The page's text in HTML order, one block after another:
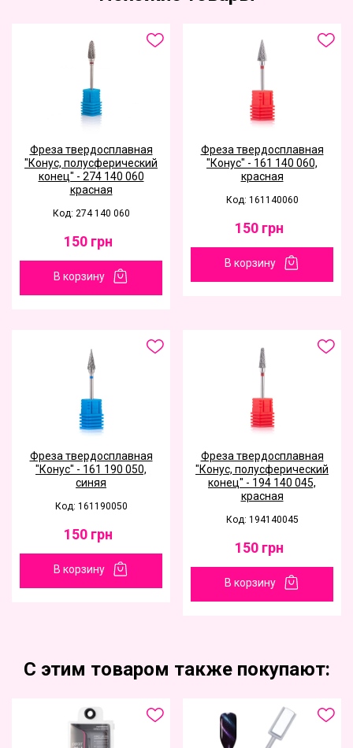
Фреза твердосплавная
"Конус, полусферический
конец" - 274 140 060
красная
Код: 274 140 060
150 грн
В корзину
Фреза твердосплавная
"Конус" - 161 140 060,
красная
Код: 161140060
150 грн
В корзину
Фреза твердосплавная
"Конус" - 161 190 050,
синяя
Код: 161190050
150 грн
В корзину
Фреза твердосплавная
"Конус, полусферический
конец" - 194 140 045,
красная
Код: 194140045
150 грн
В корзину
С этим товаром также покупают: